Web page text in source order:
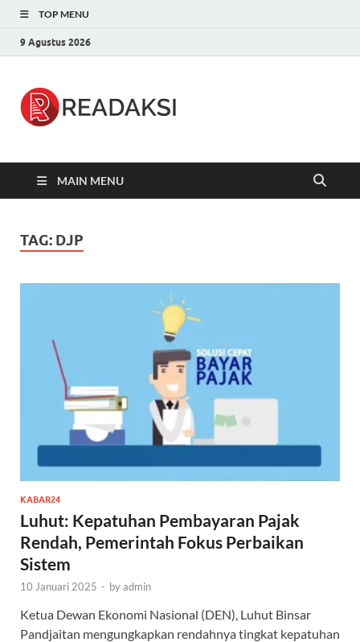
TOP MENU
9 Agustus 2026
MAIN MENU
TAG: DJP
KABAR24
Luhut: Kepatuhan Pembayaran Pajak
Rendah, Pemerintah Fokus Perbaikan
Sistem
10 Januari 2025 - byadmin
Ketua Dewan Ekonomi Nasional (DEN), Luhut Binsar
Pandjaitan mengungkapkan rendahnya tingkat kepatuhan